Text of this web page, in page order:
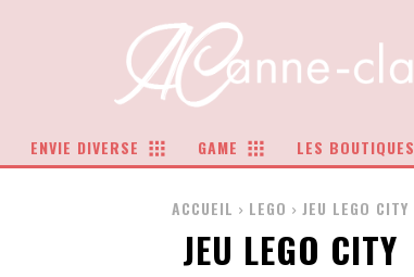
ENVIE DIVERSE GAME LES BOUTIQUES
ACCUEIL LEGO JEU LEGO CITY
JEU LEGO CITY